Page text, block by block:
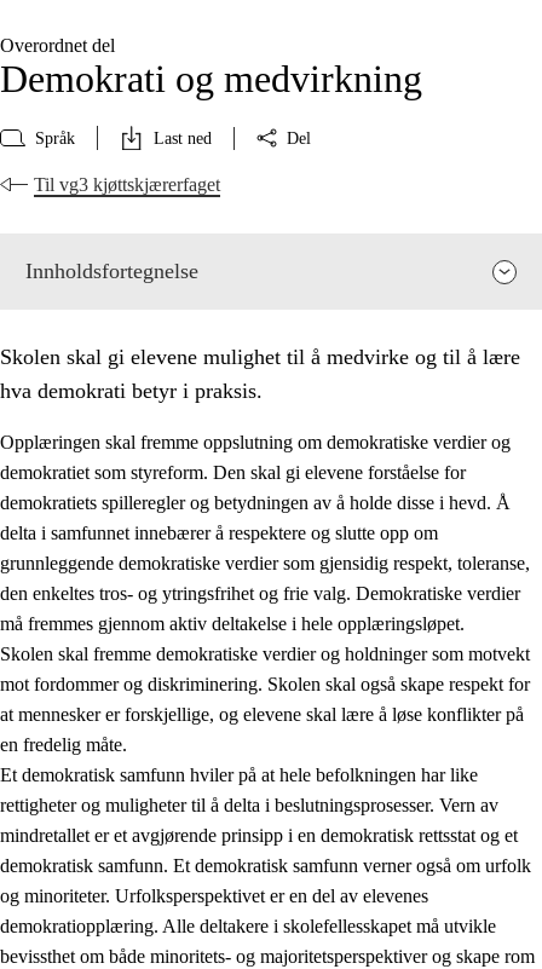
Overordnet del
Demokrati og medvirkning
Språk Last ned Del
Til vg3 kjøttskjærerfaget
Innholdsfortegnelse
1. Opplæringens verdigrunnlag
1.1 Menneskeverdet
1.2 Identitet og kulturelt mangfold
1.3 Kritisk tenkning og etisk bevissthet
1.4 Skaperglede, engasjement og utforskertrang
1.5 Respekt for naturen og miljøbevissthet
Skolen skal gi elevene mulighet til å medvirke og til å lære
hva demokrati betyr i praksis.
Opplæringen skal fremme oppslutning om demokratiske verdier og
demokratiet som styreform. Den skal gi elevene forståelse for
demokratiets spilleregler og betydningen av å holde disse i hevd. Å
delta i samfunnet innebærer å respektere og slutte opp om
grunnleggende demokratiske verdier som gjensidig respekt, toleranse,
den enkeltes tros- og ytringsfrihet og frie valg. Demokratiske verdier
må fremmes gjennom aktiv deltakelse i hele opplæringsløpet.
Skolen skal fremme demokratiske verdier og holdninger som motvekt
mot fordommer og diskriminering. Skolen skal også skape respekt for
at mennesker er forskjellige, og elevene skal lære å løse konflikter på
en fredelig måte.
Et demokratisk samfunn hviler på at hele befolkningen har like
rettigheter og muligheter til å delta i beslutningsprosesser. Vern av
mindretallet er et avgjørende prinsipp i en demokratisk rettsstat og et
demokratisk samfunn. Et demokratisk samfunn verner også om urfolk
og minoriteter. Urfolksperspektivet er en del av elevenes
demokratiopplæring. Alle deltakere i skolefellesskapet må utvikle
bevissthet om både minoritets- og majoritetsperspektiver og skape rom